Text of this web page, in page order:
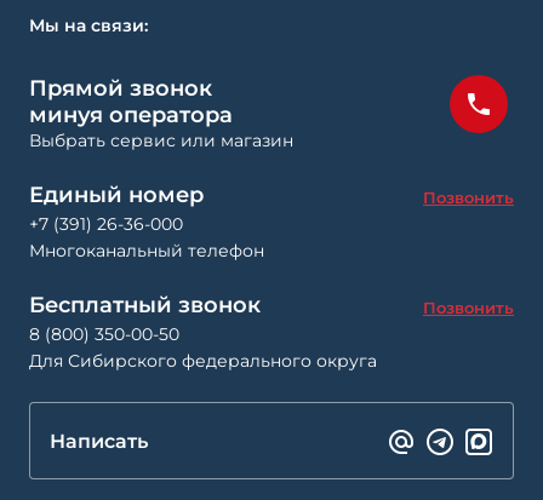
Мы на связи:
Прямой звонок
минуя оператора
Выбрать сервис или магазин
Единый номер Позвонить
+7 (391) 26-36-000
Многоканальный телефон
Бесплатный звонок Позвонить
8 (800) 350-00-50
Для Сибирского федерального округа
Написать